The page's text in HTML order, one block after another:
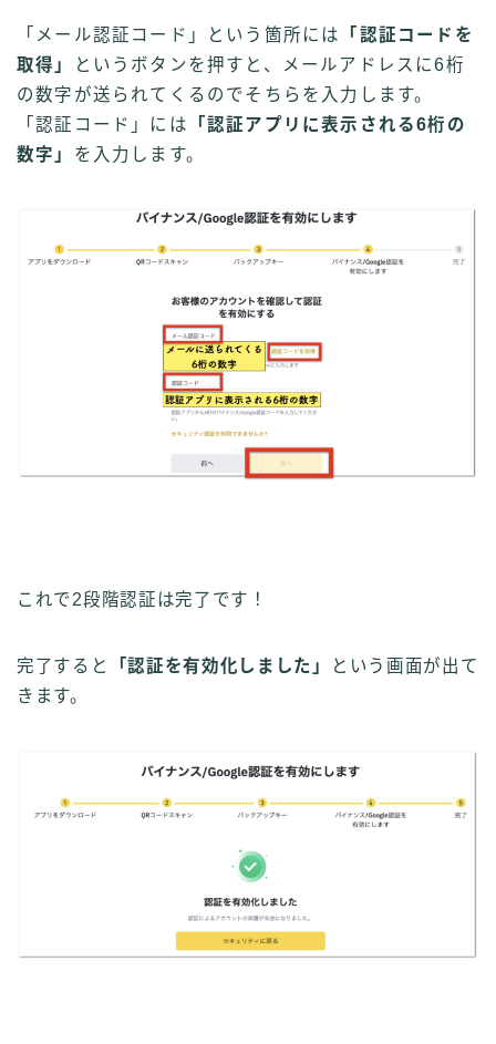
「メール認証コード」という箇所には
「認証コードを
取得」
というボタンを押すと、メールアドレスに6桁
の数字が送られてくるのでそちらを入力します。
「認証コード」には
「認証アプリに表示される6桁の
数字」 を入力します。
これで2段階認証は完了です！
完了すると 「認証を有効化しました」
という画面が出て
きます。